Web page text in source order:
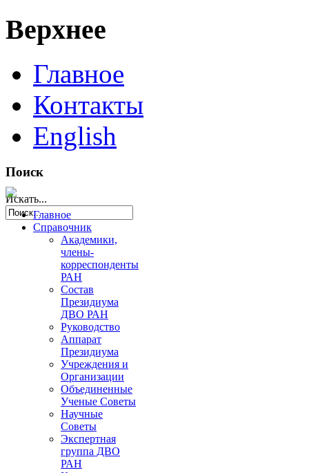
Верхнее
Главное
Контакты
English
Поиск
Искать...
Главное
Справочник
Академики,
члены-
корреспонденты
РАН
Состав
Президиума
ДВО РАН
Руководство
Аппарат
Президиума
Учреждения и
Организации
Объединенные
Ученые Советы
Научные
Советы
Экспертная
группа ДВО
РАН